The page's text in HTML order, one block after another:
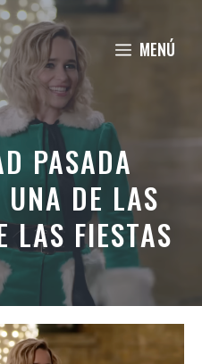
MENÚ
PASADA
UNA DE LAS
LAS FIESTAS